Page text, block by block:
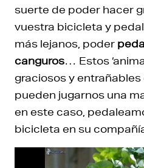
suerte de poder hacer
vuestra bicicleta y
más lejanos, poder
canguros… Estos
graciosos y
pueden jugarnos una
en este caso,
bicicleta en su